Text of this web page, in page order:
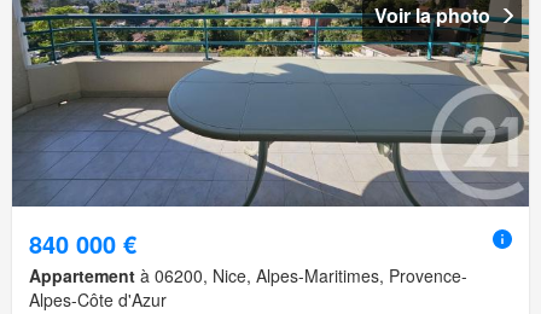
Voir la photo
840 000 €
Appartement à 06200, Nice, Alpes-Maritimes, Provence-
Alpes-Côte d'Azur